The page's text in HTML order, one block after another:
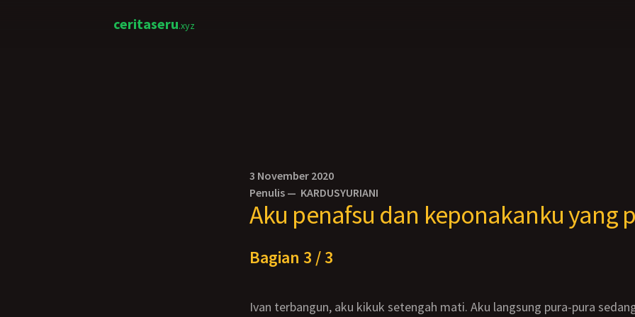
ceritaseru.xyz
3 November 2020
Penulis — KARDUSYURIANI
Aku penafsu dan keponakanku yang
Bagian 3 / 3
Ivan terbangun, aku kikuk setengah mati. Aku langsung pura-pura sedang mencari